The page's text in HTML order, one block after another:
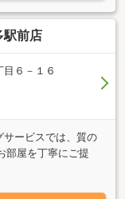
駅前店
６－１６
サービスでは、質の
部屋を丁寧にご提
タッフがしっかりお